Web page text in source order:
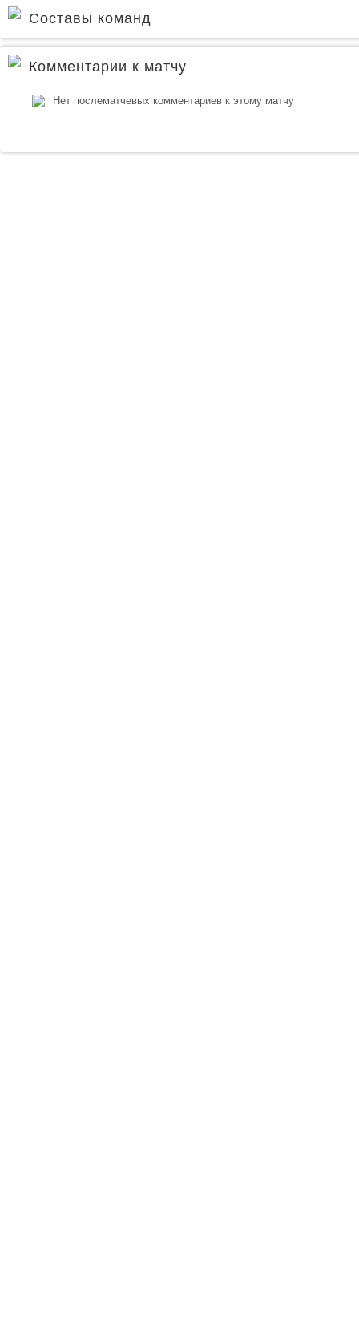
Составы команд
Комментарии к матчу
Нет послематчевых комментариев к этому матчу